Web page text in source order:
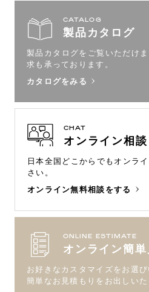
CATALOG
製品カタログ
製品カタログをご覧いただけま
求も承っております。
カタログをみる
CHAT
オンライン相談
日本全国どこからでもオンラ
さい。
オンライン無料相談をする
ONLINE ESTIMATE
オンライン簡単
お好きなカスタマイズをお選び
簡単なお見積もりをお出しいた